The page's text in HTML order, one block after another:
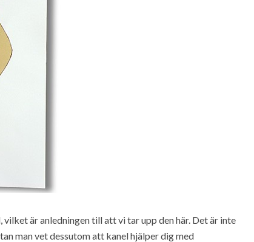
är anledningen till att vi tar upp den här. Det är inte
man vet dessutom att kanel hjälper dig med